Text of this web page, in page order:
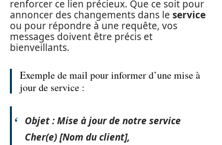
renforcer ce lien précieux. Que ce soit pour
annoncer des changements dans le service
ou pour répondre à une requête, vos
messages doivent être précis et
bienveillants.
Exemple de mail pour informer d’une mise à
jour de service :
Objet : Mise à jour de notre service
Cher(e) [Nom du client],